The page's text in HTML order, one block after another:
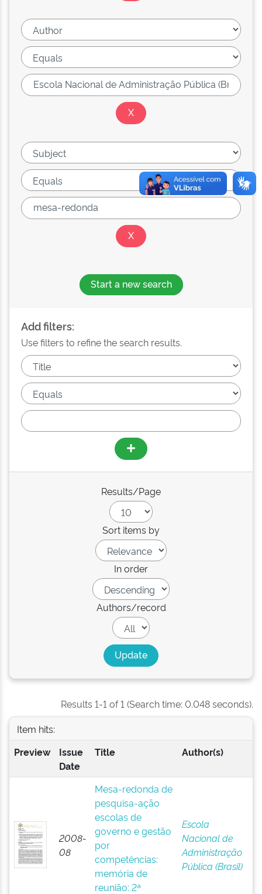
Start a new search
Add filters:
Use filters to refine the search results.
Results/Page
Sort items by
In order
Authors/record
Results 1-1 of 1 (Search time: 0.048 seconds).
Item hits:
Preview
Issue
Date
Title Author(s)
2008-
08
Mesa-redonda de
pesquisa-ação
escolas de
governo e gestão
por
competências:
memória de
reunião: 2ª
Escola
Nacional de
Administração
Pública (Brasil)